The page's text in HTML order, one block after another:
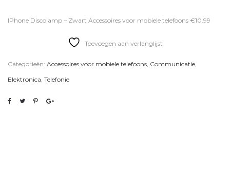
IPhone Discolamp – Zwart Accessoires voor mobiele telefoons €10.99
Toevoegen aan verlanglijst
Categorieën: Accessoires voor mobiele telefoons, Communicatie,
Elektronica, Telefonie